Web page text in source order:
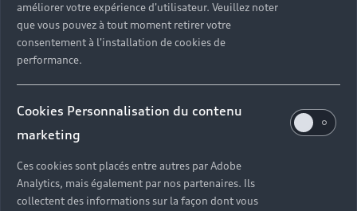
améliorer votre expérience d'utilisateur. Veuillez noter
que vous pouvez à tout moment retirer votre
consentement à l'installation de cookies de
performance.
Cookies Personnalisation du contenu
marketing
Ces cookies sont placés entre autres par Adobe
Analytics, mais également par nos partenaires. Ils
collectent des informations sur la façon dont vous